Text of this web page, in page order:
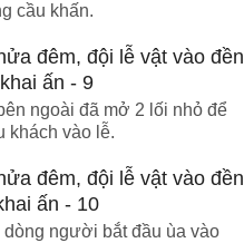
cầu khấn.
ngoài đã mở 2 lối nhỏ để
khách vào lễ.
người bắt đầu ùa vào